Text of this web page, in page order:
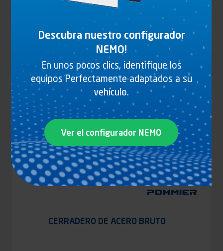
Ver el producto
CERRADERO DE ACERO BRUTO
Descubra nuestro configurador
NEMO!
En unos pocos clics, identifique los
equipos Perfectamente adaptados a su
vehículo.
Ver el configurador NEMO